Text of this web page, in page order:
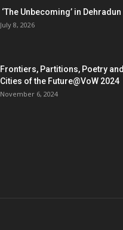
‘The Unbecoming’ in Dehradun
July 8, 2026
Frontiers, Partitions, Poetry and
Cities of the Future@VoW 2024
November 6, 2024